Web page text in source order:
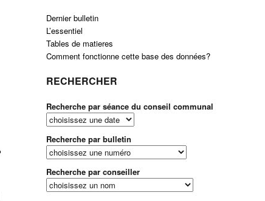
Dernier bulletin
L’essentiel
Tables de matieres
Comment fonctionne cette base des données?
RECHERCHER
Recherche par séance du conseil communal
Recherche par bulletin
Recherche par conseiller